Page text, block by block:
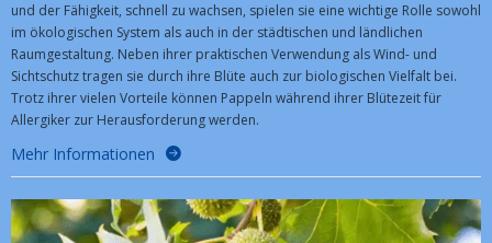
und der Fähigkeit, schnell zu wachsen, spielen sie eine wichtige Rolle sowohl
im ökologischen System als auch in der städtischen und ländlichen
Raumgestaltung. Neben ihrer praktischen Verwendung als Wind- und
Sichtschutz tragen sie durch ihre Blüte auch zur biologischen Vielfalt bei.
Trotz ihrer vielen Vorteile können Pappeln während ihrer Blütezeit für
Allergiker zur Herausforderung werden.
Mehr Informationen